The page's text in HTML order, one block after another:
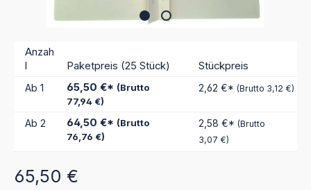
Anzah
l
Paketpreis (25 Stück) Stückpreis
Ab 1 65,50 €* (Brutto
77,94 €)
2,62 €* (Brutto 3,12 €)
Ab 2 64,50 €* (Brutto
76,76 €)
2,58 €* (Brutto
3,07 €)
Regulärer Preis:
65,50 €